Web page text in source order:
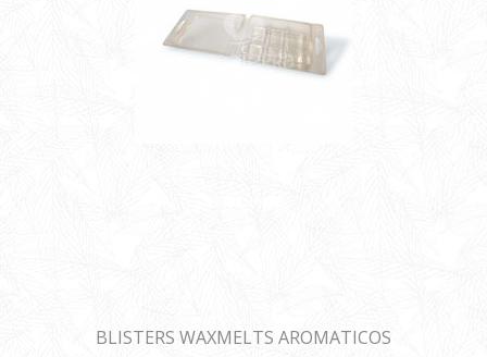
BLISTERS WAXMELTS AROMATICOS